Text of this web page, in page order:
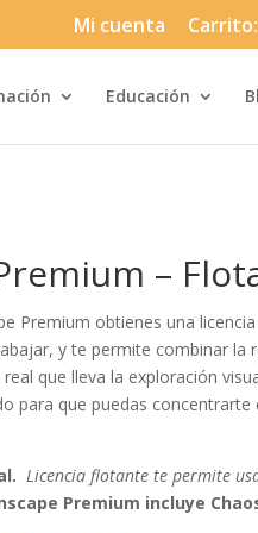
Mi cuenta Carrito:
Educación
in
|
|
–
Premium obtienes una
y te permite combinar la
que lleva la exploración
para que puedas concentrarte
Licencia flotante te permite
Premium incluye